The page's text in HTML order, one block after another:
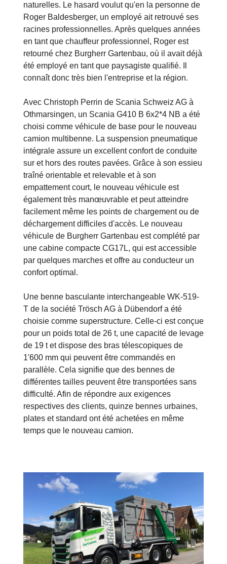
naturelles. Le hasard voulut qu'en la personne de
Roger Baldesberger, un employé ait retrouvé ses
racines professionnelles. Après quelques années
en tant que chauffeur professionnel, Roger est
retourné chez Burgherr Gartenbau, où il avait déjà
été employé en tant que paysagiste qualifié. Il
connaît donc très bien l'entreprise et la région.
Avec Christoph Perrin de Scania Schweiz AG à
Othmarsingen, un Scania G410 B 6x2*4 NB a été
choisi comme véhicule de base pour le nouveau
camion multibenne. La suspension pneumatique
intégrale assure un excellent confort de conduite
sur et hors des routes pavées. Grâce à son essieu
traîné orientable et relevable et à son
empattement court, le nouveau véhicule est
également très manœuvrable et peut atteindre
facilement même les points de chargement ou de
déchargement difficiles d'accès. Le nouveau
véhicule de Burgherr Gartenbau est complété par
une cabine compacte CG17L, qui est accessible
par quelques marches et offre au conducteur un
confort optimal.
Une benne basculante interchangeable WK-519-
T de la société Trösch AG à Dübendorf a été
choisie comme superstructure. Celle-ci est conçue
pour un poids total de 26 t, une capacité de levage
de 19 t et dispose des bras télescopiques de
1'600 mm qui peuvent être commandés en
parallèle. Cela signifie que des bennes de
différentes tailles peuvent être transportées sans
difficulté. Afin de répondre aux exigences
respectives des clients, quinze bennes urbaines,
plates et standard ont été achetées en même
temps que le nouveau camion.